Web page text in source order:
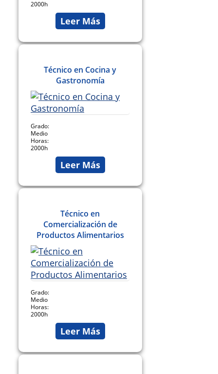
2000h
Leer Más
Técnico en Cocina y
Gastronomía
Grado:
Medio
Horas:
2000h
Leer Más
Técnico en
Comercialización de
Productos Alimentarios
Grado:
Medio
Horas:
2000h
Leer Más